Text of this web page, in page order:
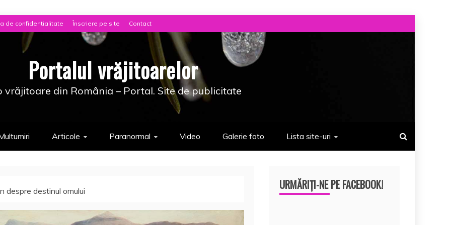
de confidentialitate Înscriere pe site Contact
Portalul vrăjitoarelor
vrăjitoare din România – Portal. Site de publicitate
Articole Paranormal Video Galerie foto Lista site-uri
despre destinul omului URMĂRIȚI-NE PE FACEBOOK!